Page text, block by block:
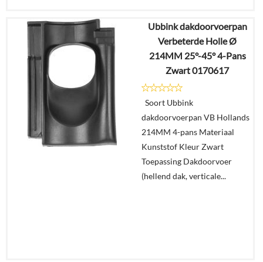
€10,87
€7,87
winkelmand
Ubbink dakdoorvoerpan
Verbeterde Holle Ø
214MM 25°-45° 4-Pans
Zwart 0170617
Soort Ubbink
dakdoorvoerpan VB Hollands
214MM 4-pans Materiaal
Kunststof Kleur Zwart
Toepassing Dakdoorvoer
(hellend dak, verticale...